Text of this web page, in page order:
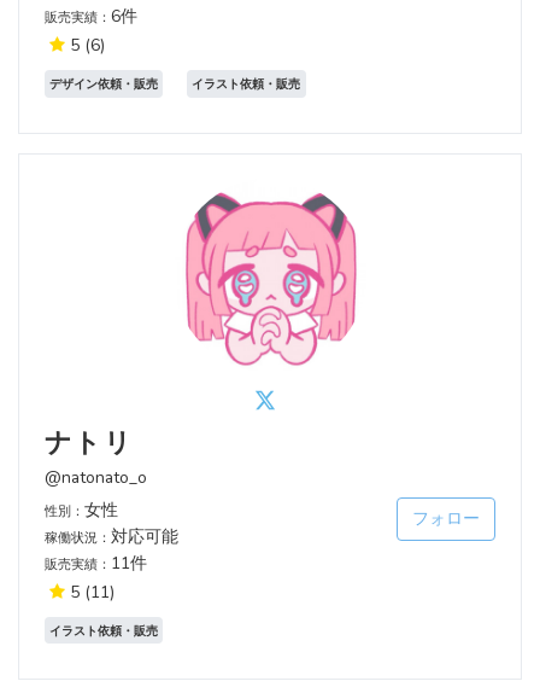
販売実績： 6件
5 (6)
デザイン依頼・販売 イラスト依頼・販売
ナトリ
@natonato_o
性別： 女性
稼働状況： 対応可能
販売実績： 11件
5 (11)
フォロー
イラスト依頼・販売